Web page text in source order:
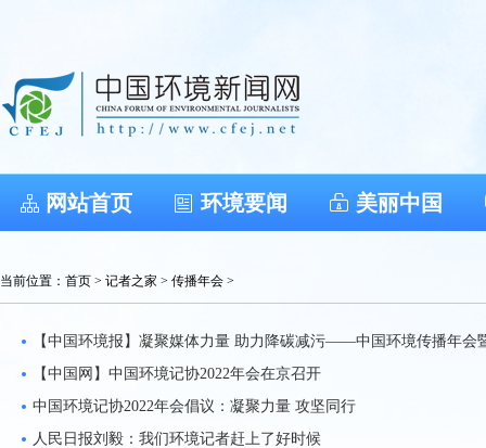
网站首页 环境要闻 美丽中国
当前位置： 首页 > 记者之家 > 传播年会 >
【中国环境报】凝聚媒体力量 助力降碳减污——中国环境传播年会
【中国网】中国环境记协2022年会在京召开
中国环境记协2022年会倡议：凝聚力量 攻坚同行
人民日报刘毅：我们环境记者赶上了好时候